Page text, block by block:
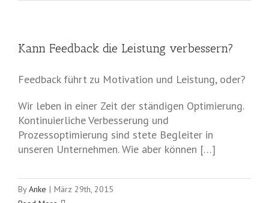
Kann Feedback die Leistung verbessern?
Feedback führt zu Motivation und Leistung, oder?
Wir leben in einer Zeit der ständigen Optimierung.
Kontinuierliche Verbesserung und
Prozessoptimierung sind stete Begleiter in
unseren Unternehmen. Wie aber können […]
ByAnke | März 29th, 2015